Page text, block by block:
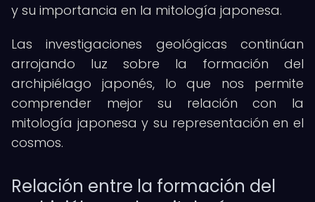
y su importancia en la mitología japonesa.
Las investigaciones geológicas continúan
arrojando luz sobre la formación del
archipiélago japonés, lo que nos permite
comprender mejor su relación con la
mitología japonesa y su representación en el
cosmos.
Relación entre la formación del